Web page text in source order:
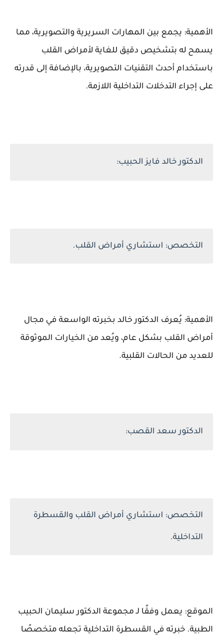
الأهمية: يجمع بين المهارات السريرية والتصويرية، مما
يسمح له بتشخيص دقيق للغاية لأمراض القلب
باستخدام أحدث التقنيات التصويرية، بالإضافة إلى قدرته
على إجراء التدخلات التداخلية اللازمة.
الدكتور خالد فايز الحبيب:
التخصص: استشاري أمراض القلب.
الأهمية: يُعرف الدكتور خالد بخبرته الواسعة في مجال
أمراض القلب بشكل عام، ويُعد من الخيارات الموثوقة
للعديد من الحالات القلبية.
الدكتور سعد القصب:
التخصص: استشاري أمراض القلب والقسطرة
التداخلية.
الموقع: يعمل وفقًا لـ مجموعة الدكتور سليمان الحبيب
الطبية. خبرته في القسطرة التداخلية تجعله متخصصًا